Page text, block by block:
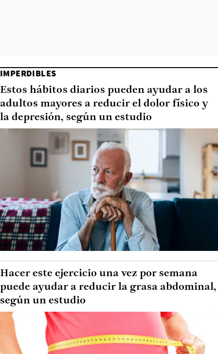
IMPERDIBLES
Estos hábitos diarios pueden ayudar a los
adultos mayores a reducir el dolor físico y
la depresión, según un estudio
Hacer este ejercicio una vez por semana
puede ayudar a reducir la grasa abdominal,
según un estudio